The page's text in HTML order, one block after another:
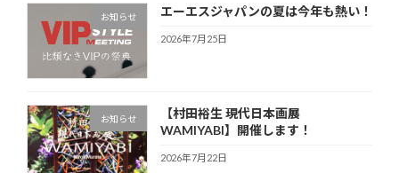
お知らせ エーエスジャパンの夏は今年も熱い！
2026年7月25日
お知らせ
【村田裕生 現代日本画展
WAMIYABI】開催します！
2026年7月22日